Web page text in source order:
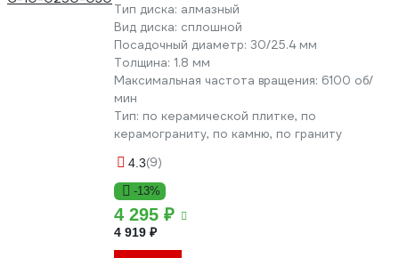
Тип диска: алмазный
Вид диска: сплошной
Посадочный диаметр: 30/25.4 мм
Толщина: 1.8 мм
Максимальная частота вращения: 6100 об/
мин
Тип: по керамической плитке, по
керамограниту, по камню, по граниту
4.3(9)
-13%
4 295 ₽
4 919 ₽